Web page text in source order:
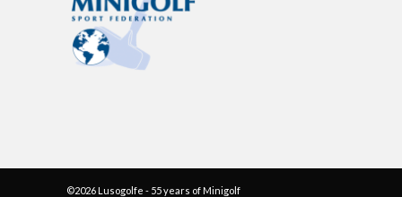
©2026 Lusogolfe - 55 years of Minigolf